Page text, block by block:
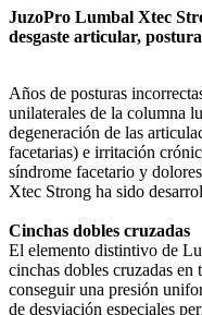
JuzoPro Lumbal Xtec
desgaste articular,
Años de posturas
unilaterales de la columna
degeneración de las
facetarias) e irritación
síndrome facetario y
Xtec Strong ha sido
Cinchas dobles cruzadas
El elemento distintivo de
cinchas dobles cruzadas en
conseguir una presión
de desviación especiales